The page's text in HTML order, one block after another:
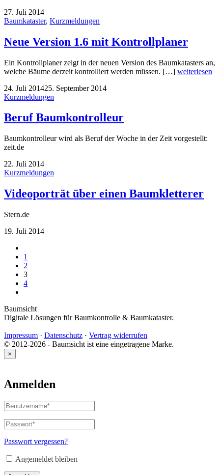
27. Juli 2014
Baumkataster, Kurzmeldungen
Neue Version 1.6 mit Kontrollplaner
Ein Kontrollplaner zeigt in der neuen Version des Baumkatasters an,
welche Bäume derzeit kontrolliert werden müssen. […] weiterlesen
24. Juli 201425. September 2014
Kurzmeldungen
Beruf Baumkontrolleur
Baumkontrolleur wird als Beruf der Woche in der Zeit vorgestellt:
zeit.de
22. Juli 2014
Kurzmeldungen
Videoporträt über einen Baumkletterer
Stern.de
19. Juli 2014
1
2
3
4
Baumsicht
Digitale Lösungen für Baumkontrolle & Baumkataster.
Impressum · Datenschutz · Vertrag widerrufen
© 2012-2026 - Baumsicht ist eine eingetragene Marke.
×
Anmelden
Benutzername
oder
E-
Mail-
Adresse*
Passwort*
Erforderlich
Passwort vergessen?
Angemeldet bleiben